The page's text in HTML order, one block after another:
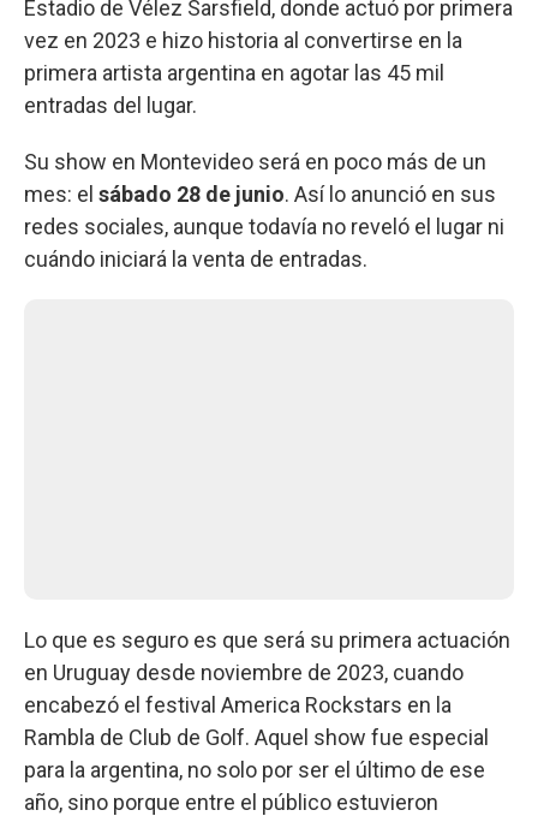
Estadio de Vélez Sarsfield, donde actuó por primera
vez en 2023 e hizo historia al convertirse en la
primera artista argentina en agotar las 45 mil
entradas del lugar.
Su show en Montevideo será en poco más de un
mes: el sábado 28 de junio. Así lo anunció en sus
redes sociales, aunque todavía no reveló el lugar ni
cuándo iniciará la venta de entradas.
Lo que es seguro es que será su primera actuación
en Uruguay desde noviembre de 2023, cuando
encabezó el festival America Rockstars en la
Rambla de Club de Golf. Aquel show fue especial
para la argentina, no solo por ser el último de ese
año, sino porque entre el público estuvieron